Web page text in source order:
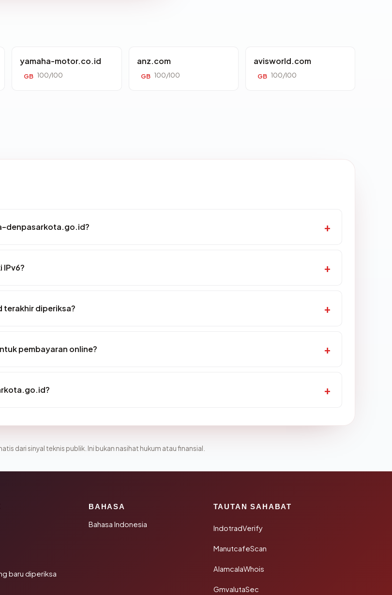
yamaha-motor.co.id
GB 100/100
anz.com
GB 100/100
avisworld.com
GB 100/100
denpasarkota.go.id?
diperiksa?
pembayaran online?
dari sinyal teknis publik. Ini bukan nasihat hukum atau finansial.
baru diperiksa
BAHASA
Bahasa Indonesia
TAUTAN SAHABAT
IndotradVerify
ManutcafeScan
AlamcalaWhois
GmvalutaSec